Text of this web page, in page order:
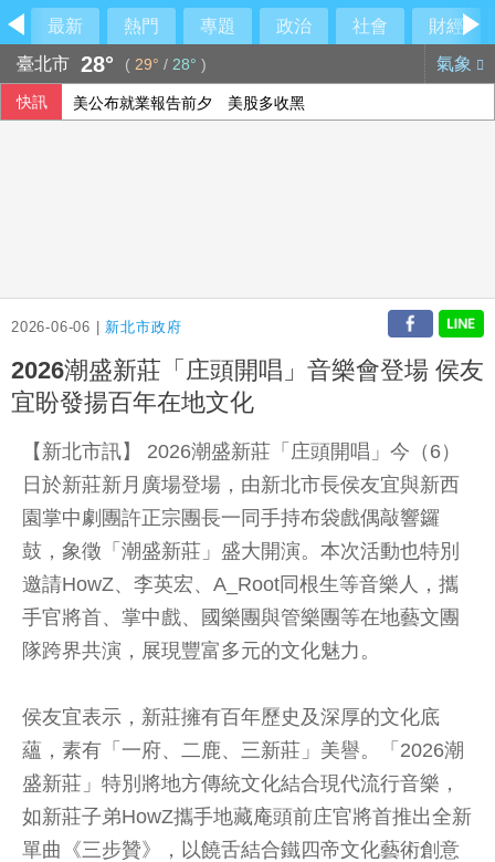
最新 熱門 專題 政治 社會
財經
臺北市 28° ( 29° / 28° ) 氣象
快訊 美公布就業報告前夕 美股多收黑
2026-06-06 | 新北市政府
2026潮盛新莊「庄頭開唱」音樂會登場 侯友
宜盼發揚百年在地文化
【新北市訊】 2026潮盛新莊「庄頭開唱」今（6）
日於新莊新月廣場登場，由新北市長侯友宜與新西
園掌中劇團許正宗團長一同手持布袋戲偶敲響鑼
鼓，象徵「潮盛新莊」盛大開演。本次活動也特別
邀請HowZ、李英宏、A_Root同根生等音樂人，攜
手官將首、掌中戲、國樂團與管樂團等在地藝文團
隊跨界共演，展現豐富多元的文化魅力。
侯友宜表示，新莊擁有百年歷史及深厚的文化底
蘊，素有「一府、二鹿、三新莊」美譽。「2026潮
盛新莊」特別將地方傳統文化結合現代流行音樂，
如新莊子弟HowZ攜手地藏庵頭前庄官將首推出全新
單曲《三步贊》，以饒舌結合鐵四帝文化藝術創意